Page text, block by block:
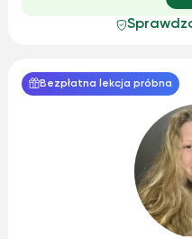
Bezpłatna lekcja próbna